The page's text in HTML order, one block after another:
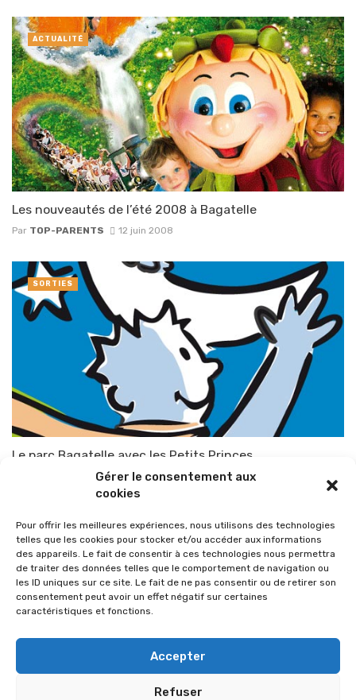
Gérer le consentement aux
cookies
Pour offrir les meilleures expériences, nous utilisons des technologies
telles que les cookies pour stocker et/ou accéder aux informations
des appareils. Le fait de consentir à ces technologies nous permettra
de traiter des données telles que le comportement de navigation ou
les ID uniques sur ce site. Le fait de ne pas consentir ou de retirer son
consentement peut avoir un effet négatif sur certaines
caractéristiques et fonctions.
Accepter
Refuser
Les nouveautés de l’été 2008 à Bagatelle
Par TOP-PARENTS 12 juin 2008
ACTUALITÉ
Le parc Bagatelle avec les Petits Princes
TOP-PARENTS 6 juin 2008
SORTIES